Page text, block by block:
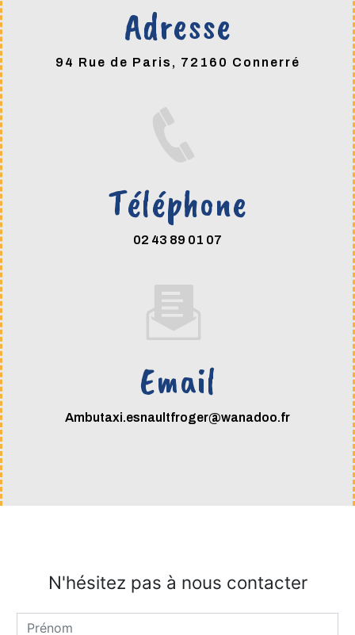
Adresse
94 Rue de Paris, 72160 Connerré
Téléphone
02 43 89 01 07
Email
ambutaxi.esnaultfroger@wanadoo.fr
N'hésitez pas à nous contacter